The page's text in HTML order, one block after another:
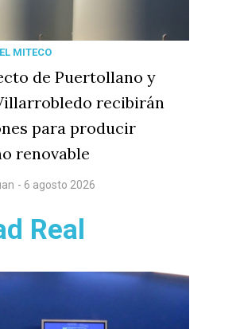
MITECO
de Puertollano y
recibirán
para producir
renovable
- 6 agosto 2026
Real